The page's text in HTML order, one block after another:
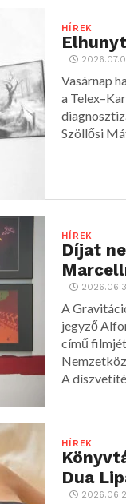
HÍREK
Vasárnap
a
Szöllősi
HÍREK
Díjat
A
jegyző
című
A
HÍREK
Dua